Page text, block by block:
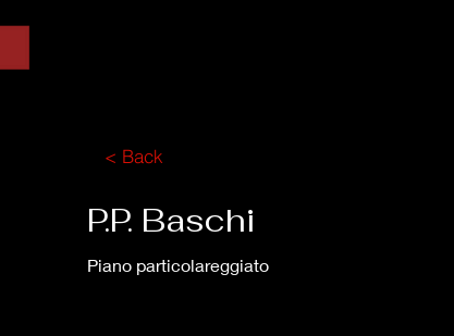
< Back
P.P. Baschi
Piano particolareggiato